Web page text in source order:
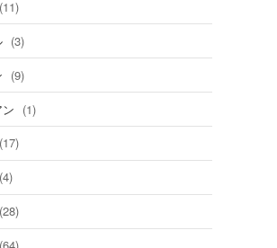
(11)
(3)
(9)
(1)
(17)
(4)
(28)